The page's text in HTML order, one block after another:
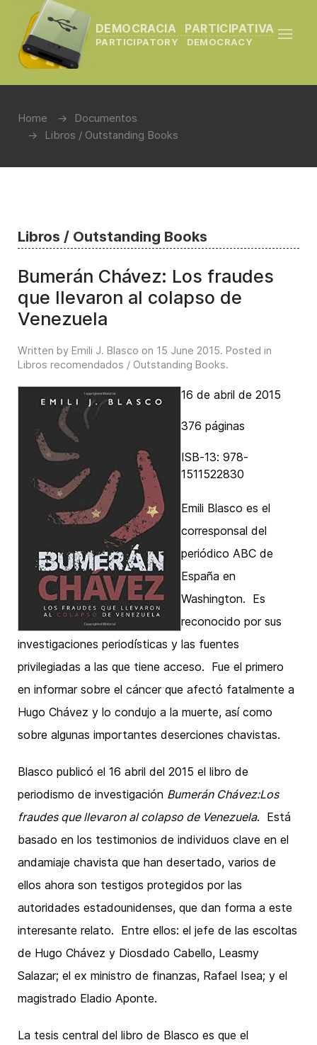
DEMOCRACIA PARTICIPATIVA
PARTICIPATORY DEMOCRACY
Home
Documentos
Libros / Outstanding Books
Libros / Outstanding Books
Bumerán Chávez: Los fraudes
que llevaron al colapso de
Venezuela
Written by Emili J. Blasco on 15 June 2015. Posted in
Libros recomendados / Outstanding Books.
16 de abril de 2015
376 páginas
ISB-13: 978-
1511522830
Emili Blasco es el
corresponsal del
periódico ABC de
España en
Washington. Es
reconocido por sus
investigaciones periodísticas y las fuentes
privilegiadas a las que tiene acceso. Fue el primero
en informar sobre el cáncer que afectó fatalmente a
Hugo Chávez y lo condujo a la muerte, así como
sobre algunas importantes deserciones chavistas.
Blasco publicó el 16 abril del 2015 el libro de
periodismo de investigación Bumerán Chávez:Los
fraudes que llevaron al colapso de Venezuela. Está
basado en los testimonios de individuos clave en el
andamiaje chavista que han desertado, varios de
ellos ahora son testigos protegidos por las
autoridades estadounidenses, que dan forma a este
interesante relato. Entre ellos: el jefe de las escoltas
de Hugo Chávez y Diosdado Cabello, Leasmy
Salazar; el ex ministro de finanzas, Rafael Isea; y el
magistrado Eladio Aponte.
La tesis central del libro de Blasco es que el